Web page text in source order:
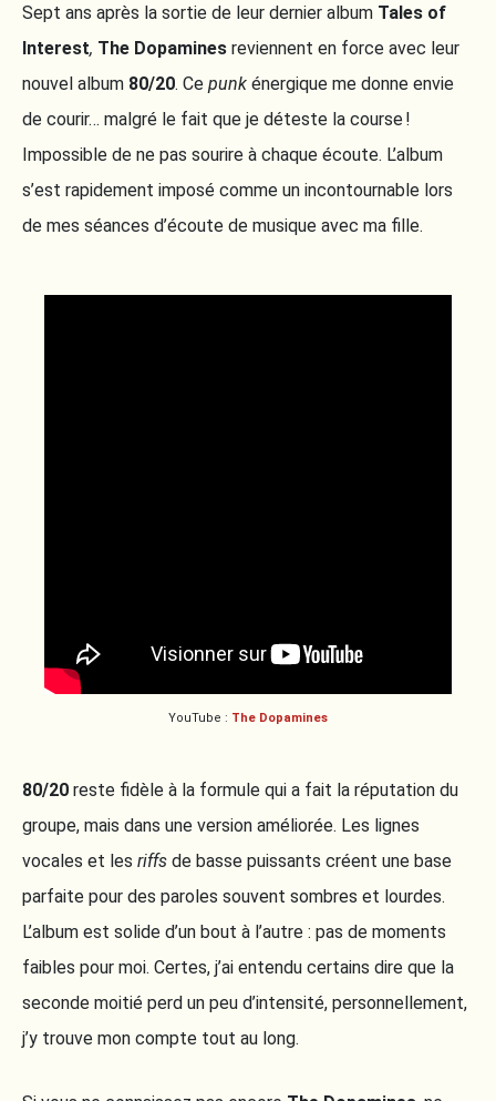
Sept ans après la sortie de leur dernier album Tales of
Interest, The Dopamines reviennent en force avec leur
nouvel album 80/20. Ce punk énergique me donne envie
de courir… malgré le fait que je déteste la course !
Impossible de ne pas sourire à chaque écoute. L’album
s’est rapidement imposé comme un incontournable lors
de mes séances d’écoute de musique avec ma fille.
YouTube : The Dopamines
80/20 reste fidèle à la formule qui a fait la réputation du
groupe, mais dans une version améliorée. Les lignes
vocales et les riffs de basse puissants créent une base
parfaite pour des paroles souvent sombres et lourdes.
L’album est solide d’un bout à l’autre : pas de moments
faibles pour moi. Certes, j’ai entendu certains dire que la
seconde moitié perd un peu d’intensité, personnellement,
j’y trouve mon compte tout au long.